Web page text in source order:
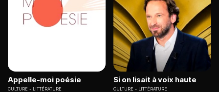
Appelle-moi poésie
CULTURE LITTÉRATURE
Si on lisait à voix haute
CULTURE LITTÉRATURE